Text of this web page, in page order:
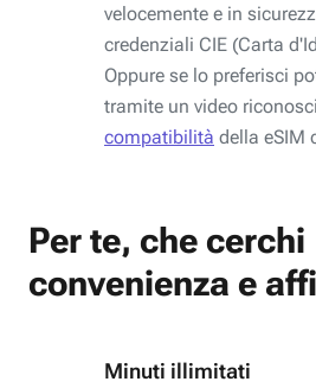
velocemente e in
credenziali CIE (Carta
Oppure se lo preferisci
tramite un video
compatibilità della eSIM
Per te, che cerchi
convenienza e
Minuti illimitati